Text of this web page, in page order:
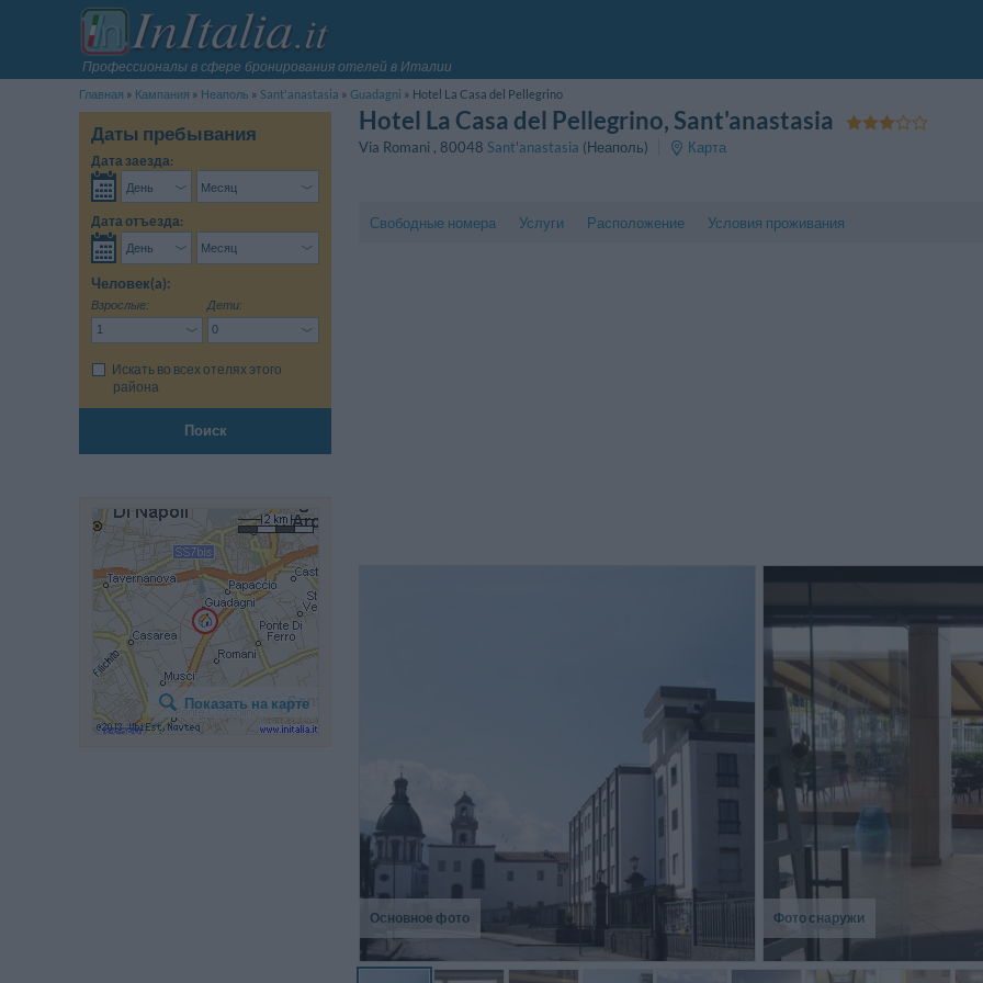
Профессионалы в сфере бронирования отелей в Италии
Главная
Кампания Неаполь Sant'anastasia Guadagni Hotel La Casa del Pellegrino
Даты пребывания
Дата заезда:
Дата отъезда:
Человек(a):
Взрослые: Дети:
Искать во всех отелях этого
района
Поиск
Hotel La Casa del Pellegrino, Sant'anastasia
Via Romani , 80048 Sant'anastasia (Неаполь) Карта
Свободные номера Услуги Расположение Условия проживания
Основное фото Фото снаружи
Le
altre
scelta...
Показать на карте